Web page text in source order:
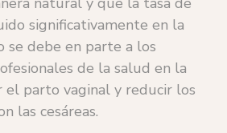
significativamente en la
se debe en parte a los
de la salud en la
el parto vaginal y reducir los
las cesáreas.